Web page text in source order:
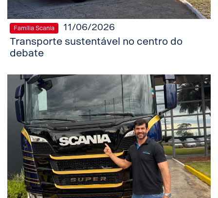
Família Scania 11/06/2026
Transporte sustentável no centro do
debate